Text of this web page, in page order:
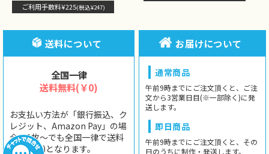
ご利用手数料¥225(税込¥247)
送料について
全国一律
送料無料(￥0)
お支払い方法が「銀行振込、ク
レジット、Amazon Pay」の場
合、1枚〜でも全国一律で送料
無料(￥0)となります。
お届けについて
通常商品
午前9時までにご注文頂くと、ご注
文から3営業日目(※一部除く)に発
送します。
即日商品
午前9時までにご注文頂くと、その
日のうちに制作・発送します。